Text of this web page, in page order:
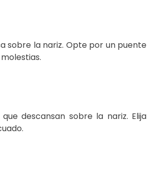
sobre la nariz. Opte por un puente
descansan sobre la nariz. Elija